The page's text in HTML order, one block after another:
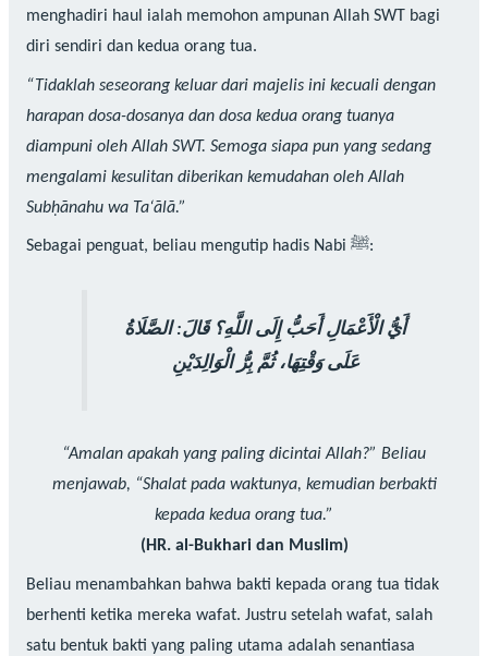
menghadiri haul ialah memohon ampunan Allah SWT bagi
diri sendiri dan kedua orang tua.
“Tidaklah seseorang keluar dari majelis ini kecuali dengan
harapan dosa-dosanya dan dosa kedua orang tuanya
diampuni oleh Allah SWT. Semoga siapa pun yang sedang
mengalami kesulitan diberikan kemudahan oleh Allah
Subḥānahu wa Ta‘ālā.”
Sebagai penguat, beliau mengutip hadis Nabi ﷺ:
أَيُّ الْأَعْمَالِ أَحَبُّ إِلَى اللَّهِ؟ قَالَ: الصَّلَاةُ
عَلَى وَقْتِهَا، ثُمَّ بِرُّ الْوَالِدَيْنِ
“Amalan apakah yang paling dicintai Allah?” Beliau
menjawab, “Shalat pada waktunya, kemudian berbakti
kepada kedua orang tua.”
(HR. al-Bukhari dan Muslim)
Beliau menambahkan bahwa bakti kepada orang tua tidak
berhenti ketika mereka wafat. Justru setelah wafat, salah
satu bentuk bakti yang paling utama adalah senantiasa